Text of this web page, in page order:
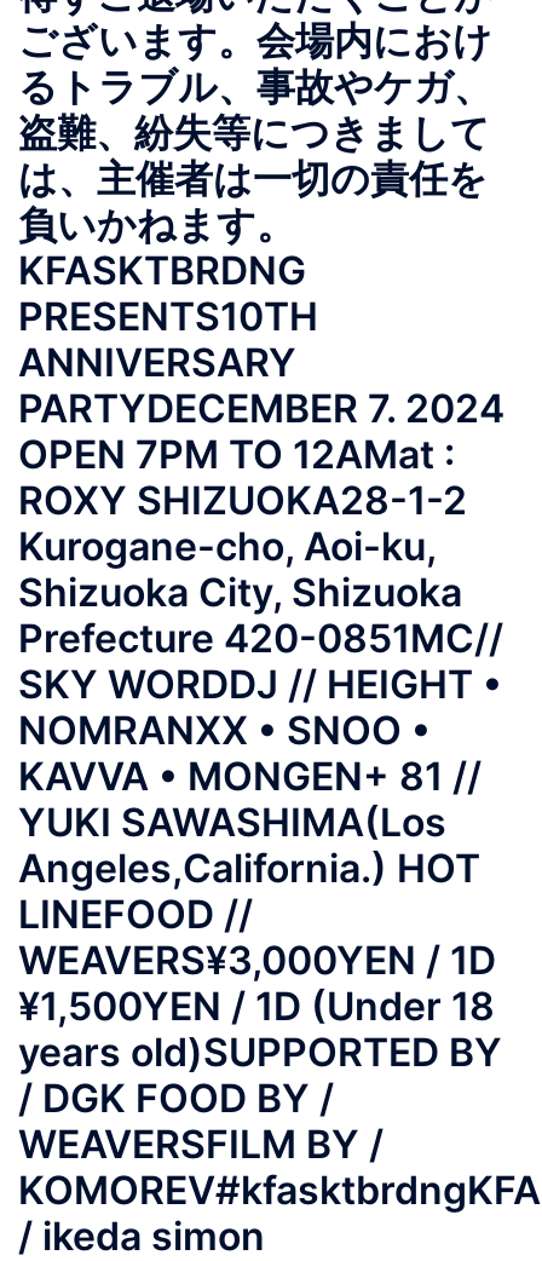
ございます。会場内におけ
るトラブル、事故やケガ、
盗難、紛失等につきまして
は、主催者は一切の責任を
負いかねます。
KFASKTBRDNG
PRESENTS10TH
ANNIVERSARY
PARTYDECEMBER 7. 2024
OPEN 7PM TO 12AMat :
ROXY SHIZUOKA28-1-2
Kurogane-cho, Aoi-ku,
Shizuoka City, Shizuoka
Prefecture 420-0851MC//
SKY WORDDJ // HEIGHT •
NOMRANXX • SNOO •
KAVVA • MONGEN+ 81 //
YUKI SAWASHIMA(Los
Angeles,California.) HOT
LINEFOOD //
WEAVERS¥3,000YEN / 1D
¥1,500YEN / 1D (Under 18
years old)SUPPORTED BY
/ DGK FOOD BY /
WEAVERSFILM BY /
/ ikeda simon